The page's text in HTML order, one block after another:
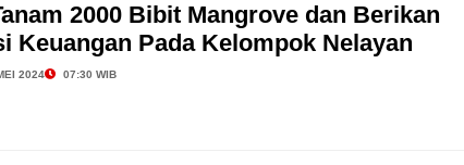
2000 Bibit Mangrove dan Berikan
Keuangan Pada Kelompok Nelayan
2024 07:30 WIB